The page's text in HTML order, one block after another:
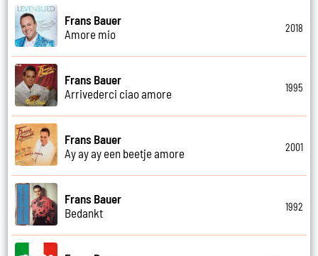
Frans Bauer
Amore mio
2018
Frans Bauer
Arrivederci ciao amore
1995
Frans Bauer
Ay ay ay een beetje amore
2001
Frans Bauer
Bedankt
1992